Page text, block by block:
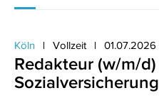
Köln Vollzeit 01.07.2026
Redakteur (w/m/d)
Sozialversicherung